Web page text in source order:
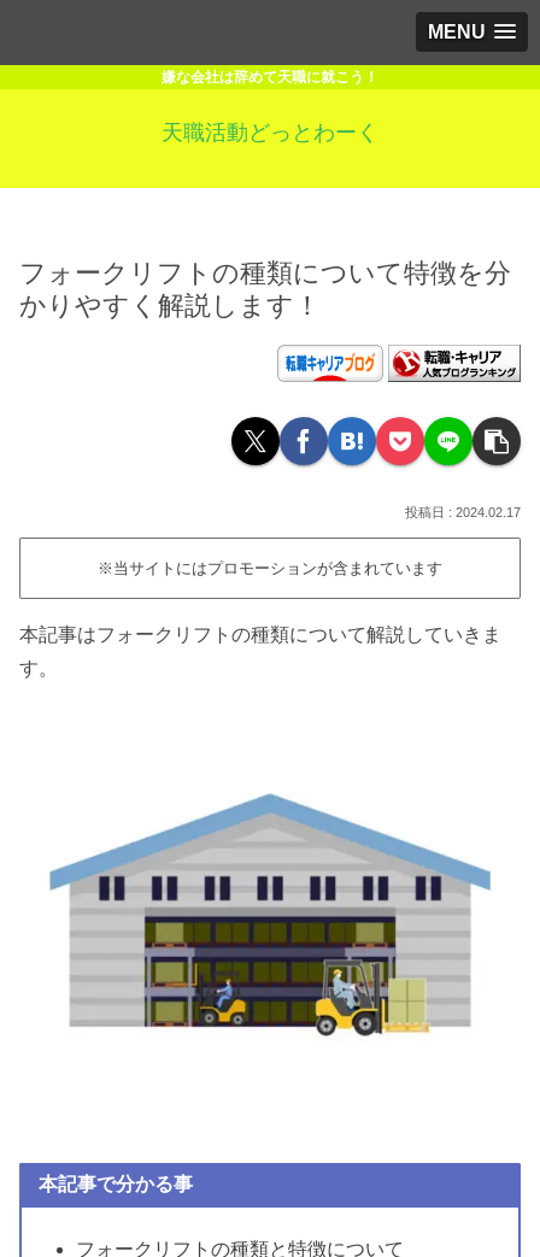
MENU
嫌な会社は辞めて天職に就こう！
天職活動どっとわーく
フォークリフトの種類について特徴を分
かりやすく解説します！
2024.02.17
※当サイトにはプロモーションが含まれています
本記事はフォークリフトの種類について解説していきま
す。
本記事で分かる事
フォークリフトの種類と特徴について